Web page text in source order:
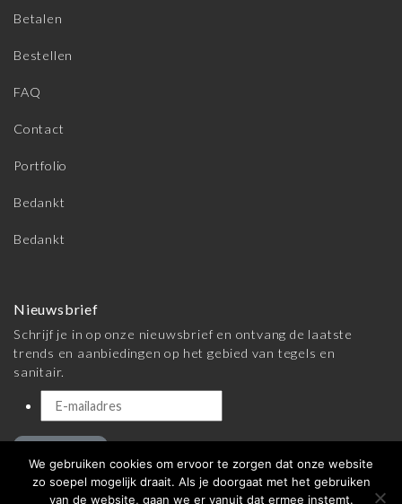
Betalen
Bestellen
FAQ
Contact
Portfolio
Bedankt
Bedankt
Nieuwsbrief
Schrijf je in op onze nieuwsbrief en ontvang de laatste
trends en aanbiedingen op het gebied van tegels en
sanitair.
We gebruiken cookies om ervoor te zorgen dat onze website
zo soepel mogelijk draait. Als je doorgaat met het gebruiken
van de website, gaan we er vanuit dat ermee instemt.